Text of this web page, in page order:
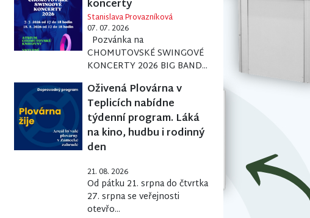
koncerty
Stanislava Provazníková
07. 07. 2026
Pozvánka na
CHOMUTOVSKÉ SWINGOVÉ
KONCERTY 2026 BIG BAND...
Oživená Plovárna v
Teplicích nabídne
týdenní program. Láká
na kino, hudbu i rodinný
den
21. 08. 2026
Od pátku 21. srpna do čtvrtka
27. srpna se veřejnosti
otevřo...